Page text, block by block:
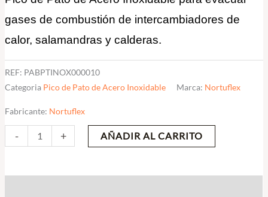
gases de combustión de intercambiadores de
calor, salamandras y calderas.
REF: PABPTINOX000010
Categoria Pico de Pato de Acero Inoxidable Marca: Nortuflex
Fabricante: Nortuflex
- + AÑADIR AL CARRITO